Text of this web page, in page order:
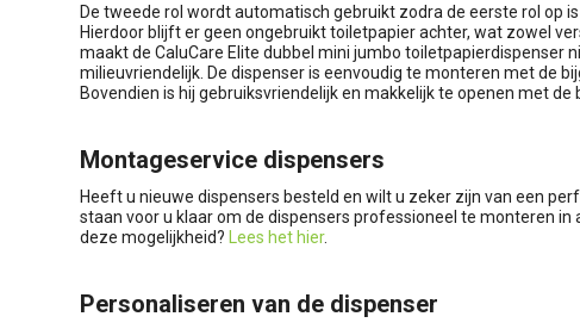
De tweede rol wordt automatisch gebruikt zodra de eerste rol op
Hierdoor blijft er geen ongebruikt toiletpapier achter, wat zowel
maakt de CaluCare Elite dubbel mini jumbo toiletpapierdispenser
milieuvriendelijk. De dispenser is eenvoudig te monteren met de
Bovendien is hij gebruiksvriendelijk en makkelijk te openen met de
Montageservice dispensers
Heeft u nieuwe dispensers besteld en wilt u zeker zijn van een
staan voor u klaar om de dispensers professioneel te monteren
deze mogelijkheid?
Lees het hier.
Personaliseren van de dispenser